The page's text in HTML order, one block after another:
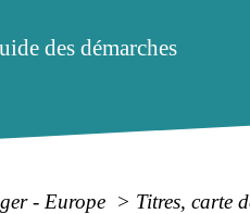
des démarches
- Europe > Titres, carte